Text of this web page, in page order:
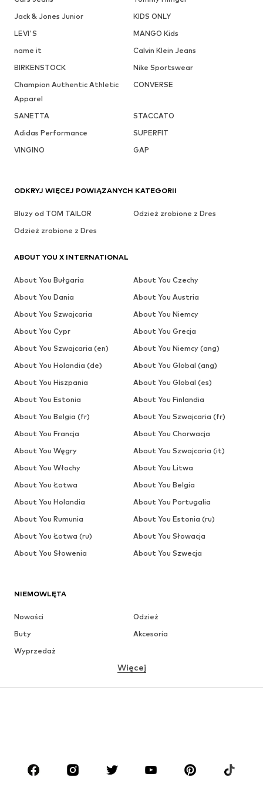
Jack & Jones Junior
KIDS ONLY
LEVI'S
MANGO Kids
name it
Calvin Klein Jeans
BIRKENSTOCK
Nike Sportswear
Champion Authentic Athletic
Apparel
CONVERSE
SANETTA
STACCATO
Adidas Performance
SUPERFIT
VINGINO
GAP
NIEMOWLĘTA
Nowości
Odzież
Buty
Akcesoria
Wyprzedaż
MARKI
Więcej
ODKRYJ WIĘCEJ POWIĄZANYCH KATEGORII
Bluzy od TOM TAILOR
Odzież zrobione z Dres
Odzież zrobione z Dres
ABOUT YOU X INTERNATIONAL
About You Bułgaria
About You Czechy
About You Dania
About You Austria
About You Szwajcaria
About You Niemcy
About You Cypr
About You Grecja
About You Szwajcaria (en)
About You Niemcy (ang)
About You Holandia (de)
About You Global (ang)
About You Hiszpania
About You Global (es)
About You Estonia
About You Finlandia
About You Belgia (fr)
About You Szwajcaria (fr)
About You Francja
About You Chorwacja
About You Węgry
About You Szwajcaria (it)
About You Włochy
About You Litwa
About You Łotwa
About You Belgia
About You Holandia
About You Portugalia
About You Rumunia
About You Estonia (ru)
About You Łotwa (ru)
About You Słowacja
About You Słowenia
About You Szwecja